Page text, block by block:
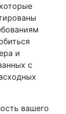
и
с
вашего